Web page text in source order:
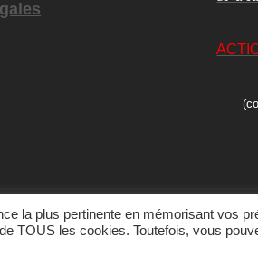
la plus pertinente en mémorisant vos
TOUS les cookies. Toutefois, vous